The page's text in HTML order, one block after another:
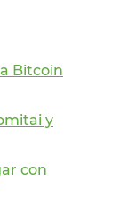
Bitcoin
y
con